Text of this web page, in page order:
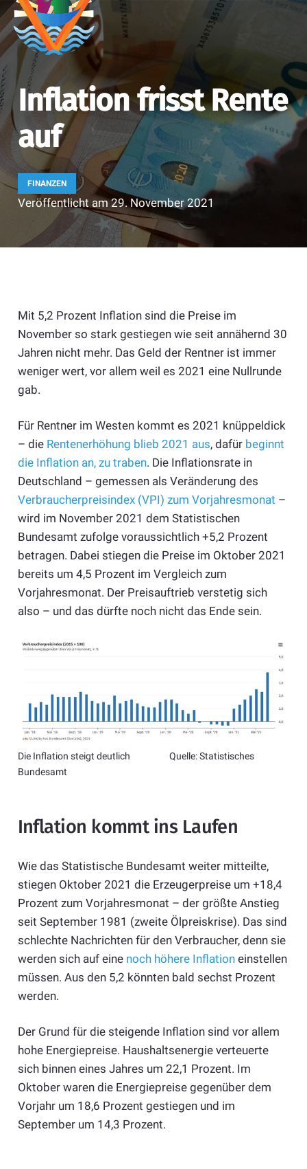
Inflation frisst Rente
auf
FINANZEN
Veröffentlicht am29. November 2021
Mit 5,2 Prozent Inflation sind die Preise im
November so stark gestiegen wie seit annähernd 30
Jahren nicht mehr. Das Geld der Rentner ist immer
weniger wert, vor allem weil es 2021 eine Nullrunde
gab.
Für Rentner im Westen kommt es 2021 knüppeldick
– die Rentenerhöhung blieb 2021 aus, dafür beginnt
die Inflation an, zu traben. Die Inflationsrate in
Deutschland – gemessen als Veränderung des
Verbraucher­preis­index (VPI) zum Vorjahresmonat –
wird im November 2021 dem Statistischen
Bundesamt zufolge voraussichtlich +5,2 Prozent
betragen. Dabei stiegen die Preise im Oktober 2021
bereits um 4,5 Prozent im Vergleich zum
Vorjahresmonat. Der Preisauftrieb verstetig sich
also – und das dürfte noch nicht das Ende sein.
Die Inflation steigt deutlich Quelle: Statistisches
Bundesamt
Inflation kommt ins Laufen
Wie das Statistische Bundesamt weiter mitteilte,
stiegen Oktober 2021 die Erzeugerpreise um +18,4
Prozent zum Vorjahresmonat – der größte Anstieg
seit September 1981 (zweite Ölpreiskrise). Das sind
schlechte Nachrichten für den Verbraucher, denn sie
werden sich auf eine noch höhere Inflationeinstellen
müssen. Aus den 5,2 könnten bald sechst Prozent
werden.
Der Grund für die steigende Inflation sind vor allem
hohe Energiepreise. Haushaltsenergie verteuerte
sich binnen eines Jahres um 22,1 Prozent. Im
Oktober waren die Energiepreise gegenüber dem
Vorjahr um 18,6 Prozent gestiegen und im
September um 14,3 Prozent.